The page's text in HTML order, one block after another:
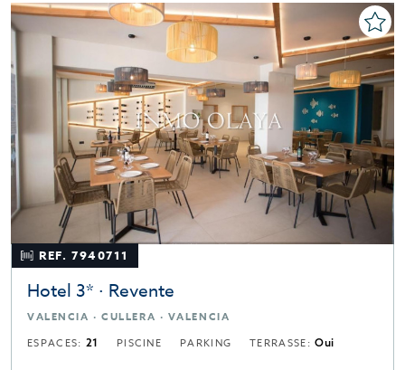
REF. 7940711
Hotel 3* · Revente
VALENCIA · CULLERA · VALENCIA
ESPACES: 21 PISCINE PARKING TERRASSE:Oui